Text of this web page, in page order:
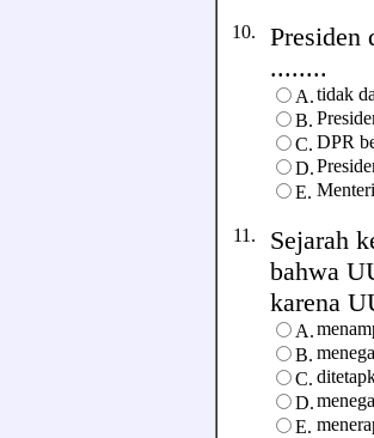
10. Presiden
........
A.tidak
B.
C. DPR
D.
E.
11. Sejarah
bahwa
karena
A.
B.
C.
D.
E.